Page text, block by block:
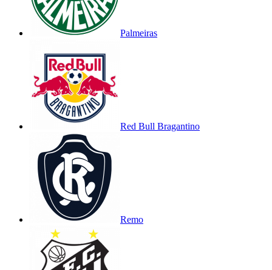
Palmeiras
Red Bull Bragantino
Remo